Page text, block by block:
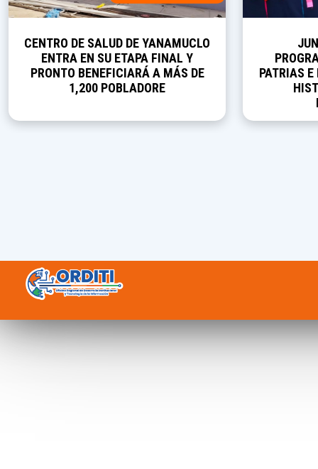
CENTRO DE SALUD DE YANAMUCLO
ENTRA EN SU ETAPA FINAL Y
PRONTO BENEFICIARÁ A MÁS DE
1,200 POBLADORE
PATRIAS